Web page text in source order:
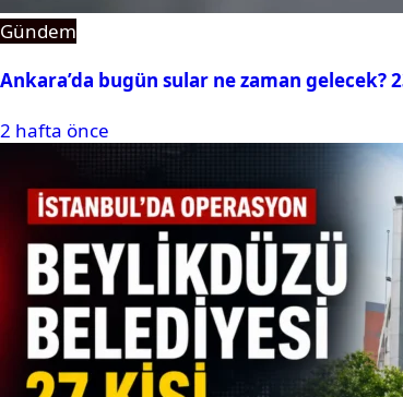
Gündem
Ankara’da bugün sular ne zaman gelecek?
2 hafta önce